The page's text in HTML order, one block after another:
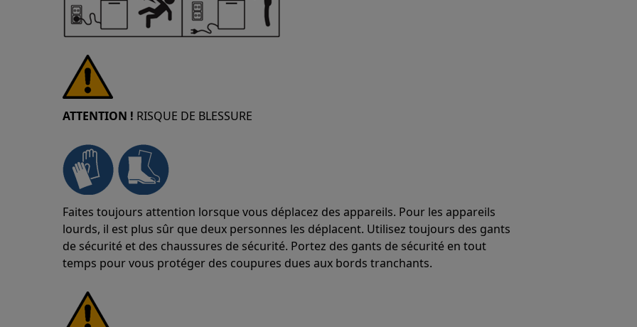
ATTENTION ! RISQUE DE BLESSURE
Faites toujours attention lorsque vous déplacez des appareils. Pour les appareils
lourds, il est plus sûr que deux personnes les déplacent. Utilisez toujours des gants
de sécurité et des chaussures de sécurité. Portez des gants de sécurité en tout
temps pour vous protéger des coupures dues aux bords tranchants.